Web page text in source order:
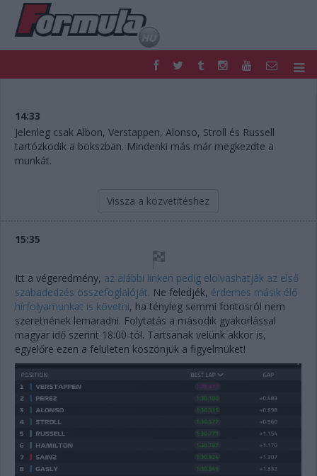
FORMULA
NEMZETKÖZI
HAZAI
RETRO
EGYÉB
PODCAST
PONTÁLLÁSOK
14:33
Jelenleg csak Albon, Verstappen, Alonso, Stroll és Russell
tartózkodik a bokszban. Mindenki más már megkezdte a
munkát.
Vissza a közvetítéshez
15:35
Itt a végeredmény, az alábbi linken pedig elolvashatják az első
szabadedzés összefoglalóját. Ne feledjék, érdemes másik élő
hírfolyamunkat is követni, ha tényleg semmi fontosról nem
szeretnének lemaradni. Folytatás a második gyakorlással
magyar idő szerint 18:00-tól. Tartsanak velünk akkor is,
egyelőre ezen a felületen köszönjük a figyelmüket!